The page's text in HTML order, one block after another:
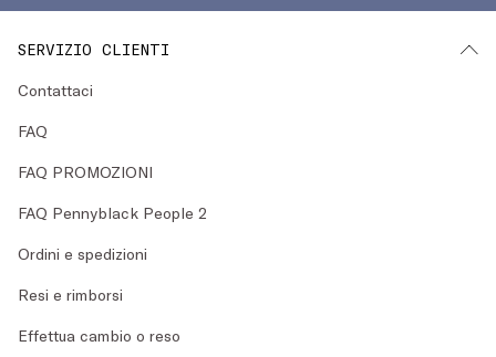
SERVIZIO CLIENTI
Contattaci
FAQ
FAQ PROMOZIONI
FAQ Pennyblack People 2
Ordini e spedizioni
Resi e rimborsi
Effettua cambio o reso